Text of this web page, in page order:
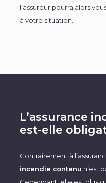
l’assureur pourra alors
à votre situation.
L’assurance
est-elle
Contrairement à
incendie contenu n’est